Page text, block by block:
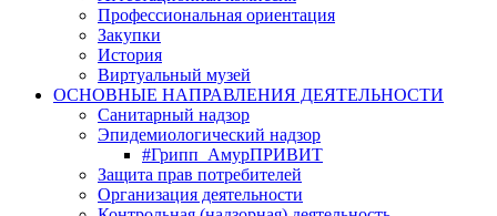
Профессиональная ориентация
Закупки
История
Виртуальный музей
ОСНОВНЫЕ НАПРАВЛЕНИЯ ДЕЯТЕЛЬНОСТИ
Санитарный надзор
Эпидемиологический надзор
#Грипп_АмурПРИВИТ
Защита прав потребителей
Организация деятельности